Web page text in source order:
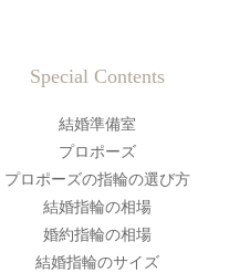
Special Contents
結婚準備室
プロポーズ
プロポーズの指輪の選び方
結婚指輪の相場
婚約指輪の相場
結婚指輪のサイズ